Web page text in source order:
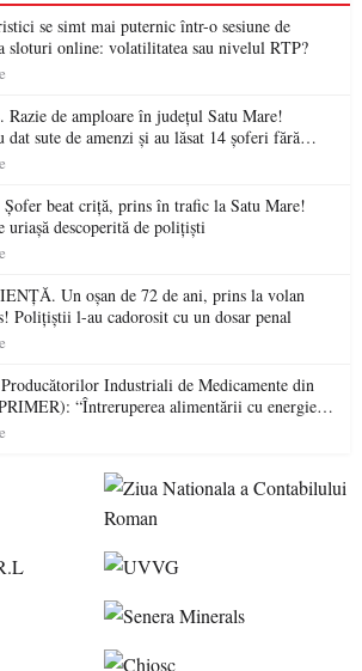
se simt mai puternic într-o sesiune de
sloturi online: volatilitatea sau nivelul RTP?
de amploare în județul Satu Mare!
sute de amenzi și au lăsat 14 șoferi fără
singură zi
beat criță, prins în trafic la Satu Mare!
uriașă descoperită de polițiști
Un oșan de 72 de ani, prins la volan
Polițiștii l-au cadorosit cu un dosar penal
Industriali de Medicamente din
“Întreruperea alimentării cu energie
de medicamente va pune în pericol